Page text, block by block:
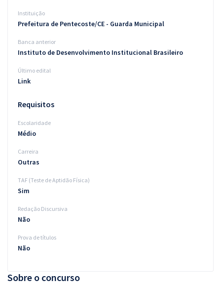
Blog
Aprovados
Atendimento
Sobre o concurso
Instituição
Prefeitura de Pentecoste/CE - Guarda Municipal
Banca anterior
Instituto de Desenvolvimento Institucional Brasileiro
Último edital
Link
Requisitos
Escolaridade
Médio
Carreira
Outras
TAF (Teste de Aptidão Física)
Sim
Redação Discursiva
Não
Prova de títulos
Não